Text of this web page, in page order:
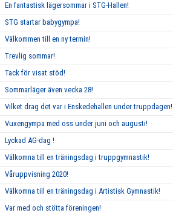
En fantastisk lägersommar i STG-Hallen!
STG startar babygympa!
Välkommen till en ny termin!
Trevlig sommar!
Tack för visat stöd!
Sommarläger även vecka 28!
Vilket drag det var i Enskedehallen under truppdagen!
Vuxengympa med oss under juni och augusti!
Lyckad AG-dag !
Välkomna till en träningsdag i truppgymnastik!
Våruppvisning 2020!
Välkomna till en träningsdag i Artistisk Gymnastik!
Var med och stötta föreningen!